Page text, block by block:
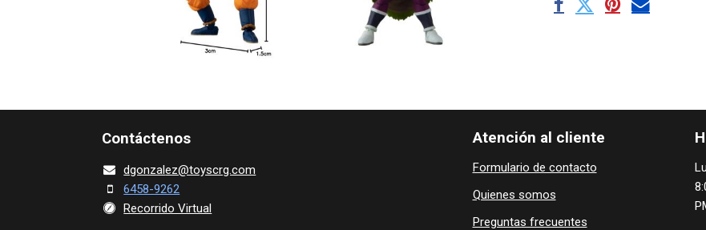
Contácte​nos
dgonza​lez@toy​scrg.c​o​m
6458-9262
Recorrido Virtual
Atención al cliente
Formulario de contacto
Quienes ​som​​​os
Preguntas frecuentes